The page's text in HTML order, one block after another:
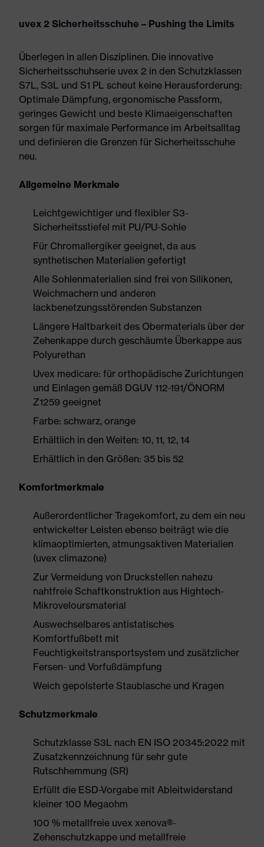
uvex 2 Sicherheitsschuhe – Pushing the Limits
Überlegen in allen Disziplinen. Die innovative
Sicherheitsschuhserie uvex 2 in den Schutzklassen
S7L, S3L und S1 PL scheut keine Herausforderung:
Optimale Dämpfung, ergonomische Passform,
geringes Gewicht und beste Klimaeigenschaften
sorgen für maximale Performance im Arbeitsalltag
und definieren die Grenzen für Sicherheitsschuhe
neu.
Allgemeine Merkmale
Leichtgewichtiger und flexibler S3-
Sicherheitsstiefel mit PU/PU-Sohle
Für Chromallergiker geeignet, da aus
synthetischen Materialien gefertigt
Alle Sohlenmaterialien sind frei von Silikonen,
Weichmachern und anderen
lackbenetzungsstörenden Substanzen
Längere Haltbarkeit des Obermaterials über der
Zehenkappe durch geschäumte Überkappe aus
Polyurethan
Uvex medicare: für orthopädische Zurichtungen
und Einlagen gemäß DGUV 112-191/ÖNORM
Z1259 geeignet
Farbe: schwarz, orange
Erhältlich in den Weiten: 10, 11, 12, 14
Erhältlich in den Größen: 35 bis 52
Komfortmerkmale
Außerordentlicher Tragekomfort, zu dem ein neu
entwickelter Leisten ebenso beiträgt wie die
klimaoptimierten, atmungsaktiven Materialien
(uvex climazone)
Zur Vermeidung von Druckstellen nahezu
nahtfreie Schaftkonstruktion aus Hightech-
Mikroveloursmaterial
Auswechselbares antistatisches
Komfortfußbett mit
Feuchtigkeitstransportsystem und zusätzlicher
Fersen- und Vorfußdämpfung
Weich gepolsterte Staublasche und Kragen
Schutzmerkmale
Schutzklasse S3L nach EN ISO 20345:2022 mit
Zusatzkennzeichnung für sehr gute
Rutschhemmung (SR)
Erfüllt die ESD-Vorgabe mit Ableitwiderstand
kleiner 100 Megaohm
100 % metallfreie uvex xenova®-
Zehenschutzkappe und metallfreie